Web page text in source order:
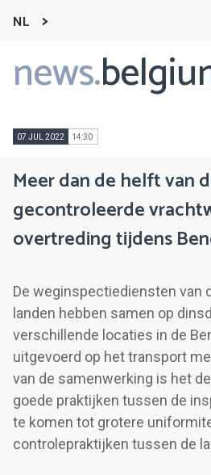
NL
news.
Main
navigation
07 JUL 2022 14:30
Meer dan de helft van
gecontroleerde
overtreding tijdens
De weginspectiediensten van
landen hebben samen op
verschillende locaties in de
uitgevoerd op het transport
van de samenwerking is het
goede praktijken tussen de
te komen tot grotere
controlepraktijken tussen de